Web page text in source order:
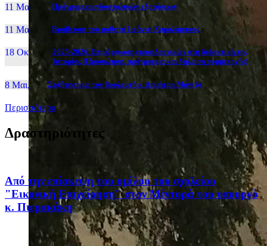
11 Μαι, 26 Πρόγραμμα ενδοσχολικών εξετάσεων
11 Μαι, 26 Βράβευση του μαθητή Ιωάννη Χαραλάμπους
18 Οκτ, 25
2025-2026:Επιμόρφωση εκπαιδευτικών στη διδακτική της
Ιστορίας (Πρόσκληση, πρόγραμμα και δήλωση συμμετοχής)
8 Μαι, 26 Συζήτηση με τον βουλευτή κ. Δημήτρη Μάντζο
Περισσότερα
Δραστηριότητες
Από την επίσκεψη του ομίλου του σχολείου
"Εικονική Επιχείρηση" στον Μέντορά του υπουργό
κ. Πιερακάκη